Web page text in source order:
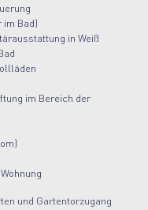
Bad)
in Weiß
im Bereich der
und Gartentorzugang